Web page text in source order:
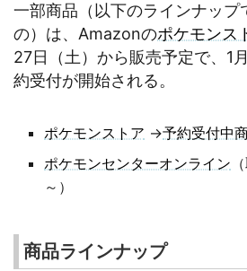
一部商品（以下のラインナッ
の）は、Amazonのポケモンス
27日（土）から販売予定で、1
約受付が開始される。
ポケモンストア →予約受付中
ポケモンセンターオンライン
～）
商品ラインナップ